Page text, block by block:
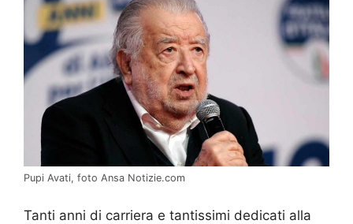
Pupi Avati, foto Ansa Notizie.com
Tanti anni di carriera e tantissimi dedicati alla